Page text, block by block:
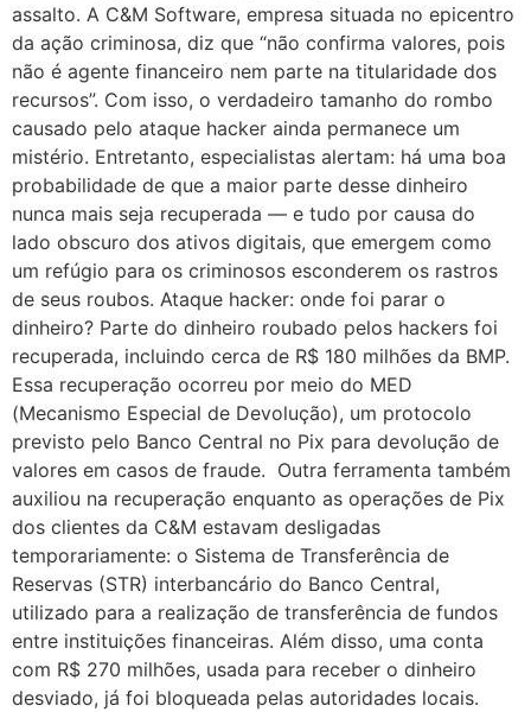
assalto. A C&M Software, empresa situada no epicentro
da ação criminosa, diz que “não confirma valores, pois
não é agente financeiro nem parte na titularidade dos
recursos”. Com isso, o verdadeiro tamanho do rombo
causado pelo ataque hacker ainda permanece um
mistério. Entretanto, especialistas alertam: há uma boa
probabilidade de que a maior parte desse dinheiro
nunca mais seja recuperada — e tudo por causa do
lado obscuro dos ativos digitais, que emergem como
um refúgio para os criminosos esconderem os rastros
de seus roubos. Ataque hacker: onde foi parar o
dinheiro? Parte do dinheiro roubado pelos hackers foi
recuperada, incluindo cerca de R$ 180 milhões da BMP.
Essa recuperação ocorreu por meio do MED
(Mecanismo Especial de Devolução), um protocolo
previsto pelo Banco Central no Pix para devolução de
valores em casos de fraude. Outra ferramenta também
auxiliou na recuperação enquanto as operações de Pix
dos clientes da C&M estavam desligadas
temporariamente: o Sistema de Transferência de
Reservas (STR) interbancário do Banco Central,
utilizado para a realização de transferência de fundos
entre instituições financeiras. Além disso, uma conta
com R$ 270 milhões, usada para receber o dinheiro
desviado, já foi bloqueada pelas autoridades locais.